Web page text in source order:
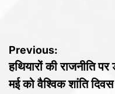
Post
navigation
Previous:
हथियारों की राजनीति
मई को वैश्विक शांति